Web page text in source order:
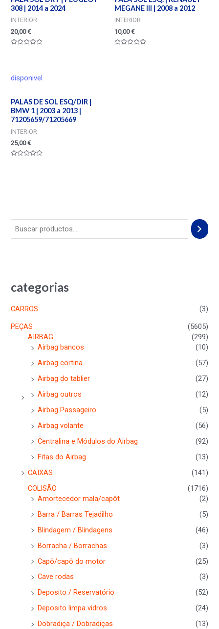
categorias
CARROS
(3)
PEÇAS
(5605)
AIRBAG
(299)
Airbag bancos
(10)
Airbag cortina
(57)
Airbag do tablier
(27)
Airbag outros
(12)
Airbag Passageiro
(5)
Airbag volante
(56)
Centralina e Módulos do Airbag
(92)
Fitas do Airbag
(13)
CAIXAS
(141)
COLISÃO
(1716)
Amortecedor mala/capôt
(2)
Barra / Barras Tejadilho
(5)
Blindagem / Blindagens
(46)
Borracha / Borrachas
(3)
Capô/capô do motor
(25)
Cave rodas
(3)
Deposito / Reservatório
(52)
Deposito limpa vidros
(24)
Dobradiça / Dobradiças
(13)
308 | 2014 a 2024
INTERIOR
20,00€
5
MEGANE III | 2008 a 2012
INTERIOR
10,00€
disponivel
PALAS DE SOL ESQ/DIR |
BMW 1 | 2003 a 2013 |
71205659/71205669
INTERIOR
25,00€